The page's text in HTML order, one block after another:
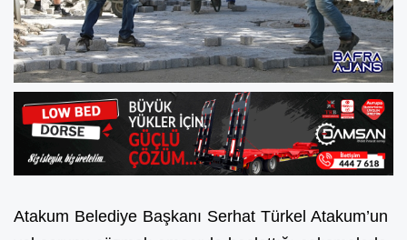
Atakum Belediye Başkanı Serhat Türkel Atakum’un